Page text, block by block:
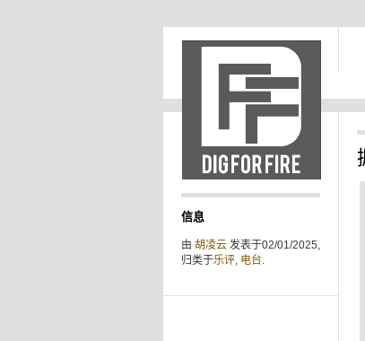
信息
由 胡凌云 发表于02/01/2025,
归类于乐评, 电台.